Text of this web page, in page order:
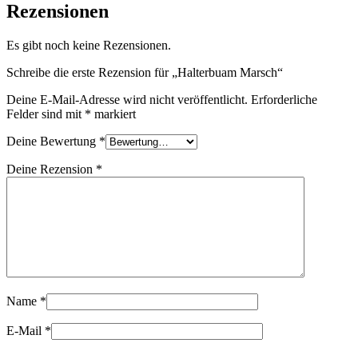
Rezensionen
Es gibt noch keine Rezensionen.
Schreibe die erste Rezension für „Halterbuam Marsch“
Deine E-Mail-Adresse wird nicht veröffentlicht. Erforderliche
Felder sind mit * markiert
Deine Bewertung *
Deine Rezension *
Name *
E-Mail *